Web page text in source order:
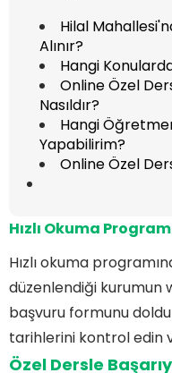
Hilal
Alınır?
Hangi
Online Özel
Nasıldır?
Hangi
Yapabilirim?
Online Özel
Hızlı Okuma
Hızlı okuma
düzenlendiği kurumun
başvuru formunu
tarihlerini kontrol edin
Özel Dersle